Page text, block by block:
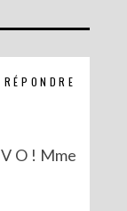
RÉPONDRE
O ! Mme